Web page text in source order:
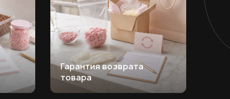
Гарантия возврата
товара